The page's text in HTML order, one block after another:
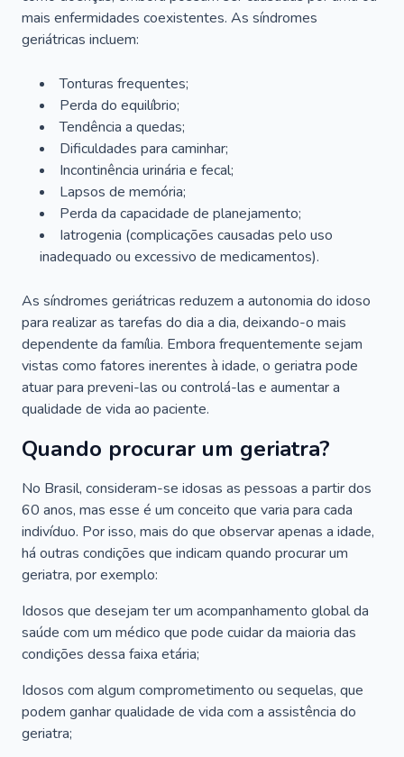
mais enfermidades coexistentes. As síndromes
geriátricas incluem:
Tonturas frequentes;
Perda do equilíbrio;
Tendência a quedas;
Dificuldades para caminhar;
Incontinência urinária e fecal;
Lapsos de memória;
Perda da capacidade de planejamento;
Iatrogenia (complicações causadas pelo uso
inadequado ou excessivo de medicamentos).
As síndromes geriátricas reduzem a autonomia do idoso
para realizar as tarefas do dia a dia, deixando-o mais
dependente da família. Embora frequentemente sejam
vistas como fatores inerentes à idade, o geriatra pode
atuar para preveni-las ou controlá-las e aumentar a
qualidade de vida ao paciente.
Quando procurar um geriatra?
No Brasil, consideram-se idosas as pessoas a partir dos
60 anos, mas esse é um conceito que varia para cada
indivíduo. Por isso, mais do que observar apenas a idade,
há outras condições que indicam quando procurar um
geriatra, por exemplo:
Idosos que desejam ter um acompanhamento global da
saúde com um médico que pode cuidar da maioria das
condições dessa faixa etária;
Idosos com algum comprometimento ou sequelas, que
podem ganhar qualidade de vida com a assistência do
geriatra;